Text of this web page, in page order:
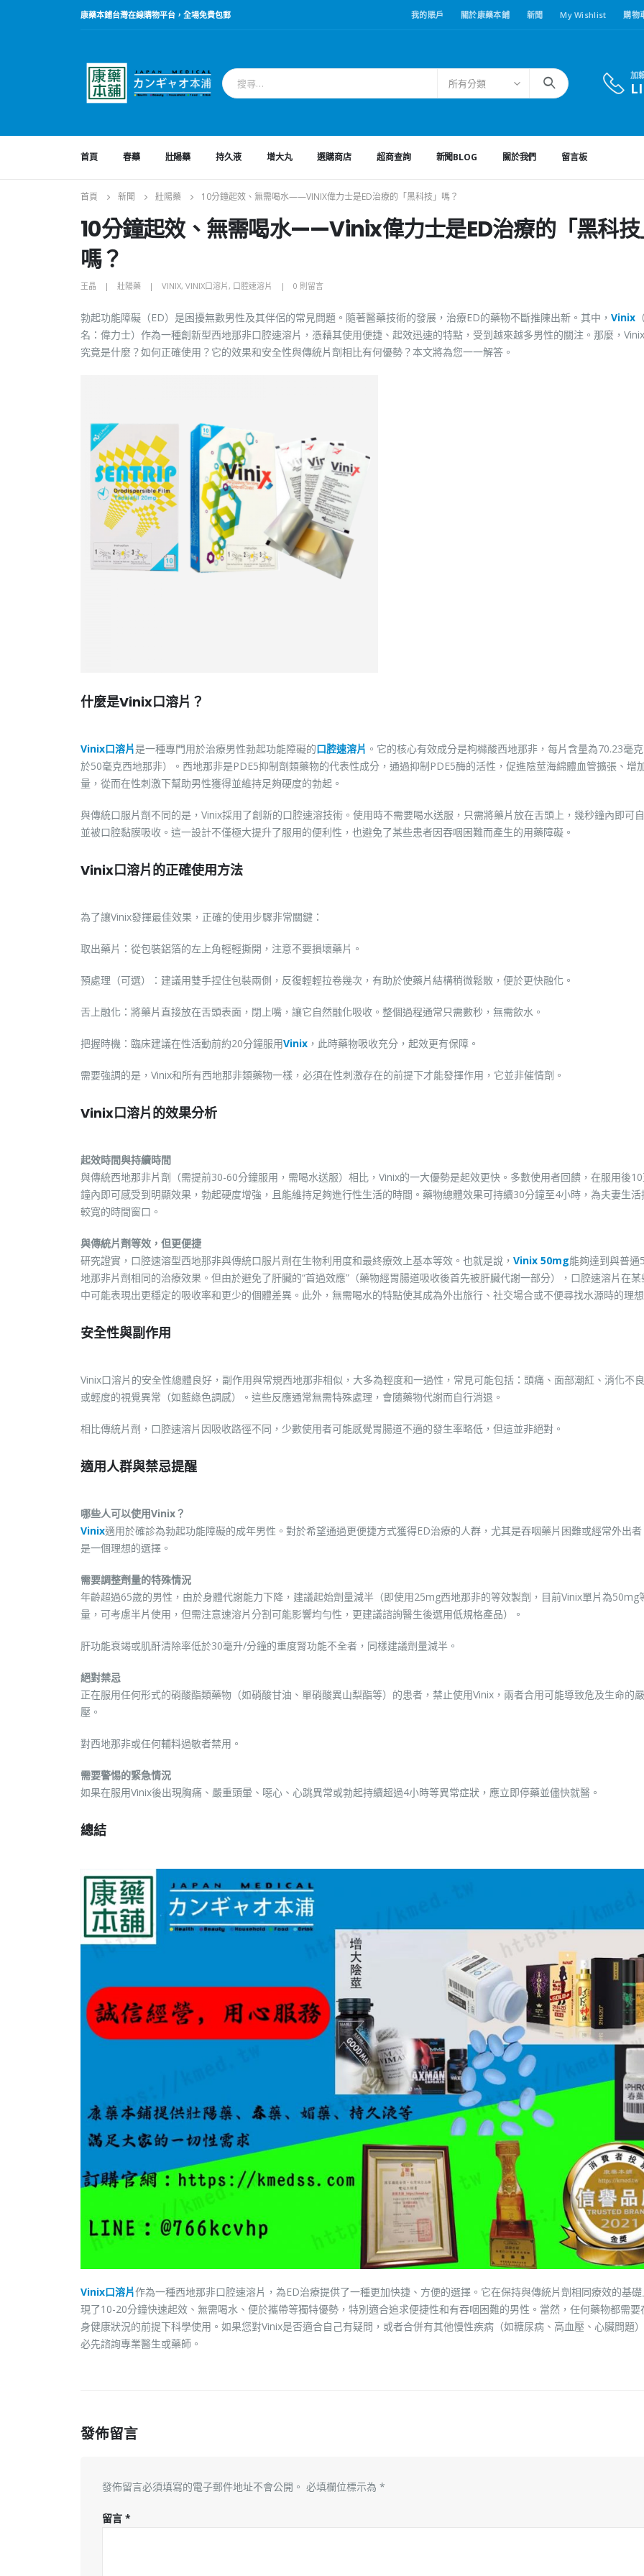
康藥本鋪台灣在線購物平台，全場免費包郵 我的賬戶 關於康藥本鋪 新聞 My Wishlist 購物
所有分類
加
首頁 春藥 壯陽藥 持久液 增大丸 選購商店 超商查詢 新聞BLOG 關於我們 留言板
首頁 新聞 壯陽藥 10分鐘起效、無需喝水——VINIX偉力士是ED治療的「黑科技」嗎？
10分鐘起效、無需喝水——Vinix偉力士是ED治療的「黑科
嗎？
王晶 壯陽藥 VINIX, VINIX口溶片 , 口腔速溶片 0 則留言
勃起功能障礙（ED）是困擾無數男性及其伴侶的常見問題。隨著醫藥技術的發展，治療ED的藥物不斷推陳出新。其中， Vinix
名：偉力士）作為一種創新型西地那非口腔速溶片，憑藉其使用便捷、起效迅速的特點，受到越來越多男性的關注。那麼，
究竟是什麼？如何正確使用？它的效果和安全性與傳統片劑相比有何優勢？本文將為您一一解答。
什麼是Vinix口溶片？
Vinix口溶片是一種專門用於治療男性勃起功能障礙的口腔速溶片 。它的核心有效成分是枸櫞酸西地那非，每片含量為70.23毫
於50毫克西地那非）。西地那非是PDE5抑制劑類藥物的代表性成分，通過抑制PDE5酶的活性，促進陰莖海綿體血管擴張、增
量，從而在性刺激下幫助男性獲得並維持足夠硬度的勃起。
與傳統口服片劑不同的是，Vinix採用了創新的口腔速溶技術。使用時不需要喝水送服，只需將藥片放在舌頭上，幾秒鐘內即可
並被口腔黏膜吸收。這一設計不僅極大提升了服用的便利性，也避免了某些患者因吞咽困難而產生的用藥障礙。
Vinix口溶片的正確使用方法
為了讓Vinix發揮最佳效果，正確的使用步驟非常關鍵：
取出藥片：從包裝鋁箔的左上角輕輕撕開，注意不要損壞藥片。
預處理（可選）：建議用雙手捏住包裝兩側，反復輕輕拉卷幾次，有助於使藥片結構稍微鬆散，便於更快融化。
舌上融化：將藥片直接放在舌頭表面，閉上嘴，讓它自然融化吸收。整個過程通常只需數秒，無需飲水。
把握時機：臨床建議在性活動前約20分鐘服用Vinix ，此時藥物吸收充分，起效更有保障。
需要強調的是，Vinix和所有西地那非類藥物一樣，必須在性刺激存在的前提下才能發揮作用，它並非催情劑。
Vinix口溶片的效果分析
起效時間與持續時間
與傳統西地那非片劑（需提前30-60分鐘服用，需喝水送服）相比，Vinix的一大優勢是起效更快。多數使用者回饋，在服用後
鐘內即可感受到明顯效果，勃起硬度增強，且能維持足夠進行性生活的時間。藥物總體效果可持續30分鐘至4小時，為夫妻生活
較寬的時間窗口。
與傳統片劑等效，但更便捷
研究證實，口腔速溶型西地那非與傳統口服片劑在生物利用度和最終療效上基本等效。也就是說， Vinix 50mg能夠達到與普通
地那非片劑相同的治療效果。但由於避免了肝臟的“首過效應”（藥物經胃腸道吸收後首先被肝臟代謝一部分），口腔速溶片在
中可能表現出更穩定的吸收率和更少的個體差異。此外，無需喝水的特點使其成為外出旅行、社交場合或不便尋找水源時的理
安全性與副作用
Vinix口溶片的安全性總體良好，副作用與常規西地那非相似，大多為輕度和一過性，常見可能包括：頭痛、面部潮紅、消化不
或輕度的視覺異常（如藍綠色調感）。這些反應通常無需特殊處理，會隨藥物代謝而自行消退。
相比傳統片劑，口腔速溶片因吸收路徑不同，少數使用者可能感覺胃腸道不適的發生率略低，但這並非絕對。
適用人群與禁忌提醒
哪些人可以使用Vinix？
Vinix適用於確診為勃起功能障礙的成年男性。對於希望通過更便捷方式獲得ED治療的人群，尤其是吞咽藥片困難或經常外出者
是一個理想的選擇。
需要調整劑量的特殊情況
年齡超過65歲的男性，由於身體代謝能力下降，建議起始劑量減半（即使用25mg西地那非的等效製劑，目前Vinix單片為50mg
量，可考慮半片使用，但需注意速溶片分割可能影響均勻性，更建議諮詢醫生後選用低規格產品）。
肝功能衰竭或肌酐清除率低於30毫升/分鐘的重度腎功能不全者，同樣建議劑量減半。
絕對禁忌
正在服用任何形式的硝酸酯類藥物（如硝酸甘油、單硝酸異山梨酯等）的患者，禁止使用Vinix，兩者合用可能導致危及生命的
壓。
對西地那非或任何輔料過敏者禁用。
需要警惕的緊急情況
如果在服用Vinix後出現胸痛、嚴重頭暈、噁心、心跳異常或勃起持續超過4小時等異常症狀，應立即停藥並儘快就醫。
總結
Vinix口溶片作為一種西地那非口腔速溶片，為ED治療提供了一種更加快捷、方便的選擇。它在保持與傳統片劑相同療效的基
現了10-20分鐘快速起效、無需喝水、便於攜帶等獨特優勢，特別適合追求便捷性和有吞咽困難的男性。當然，任何藥物都需要
身健康狀況的前提下科學使用。如果您對Vinix是否適合自己有疑問，或者合併有其他慢性疾病（如糖尿病、高血壓、心臟問題
必先諮詢專業醫生或藥師。
發佈留言
發佈留言必須填寫的電子郵件地址不會公開。 必填欄位標示為 *
留言 *